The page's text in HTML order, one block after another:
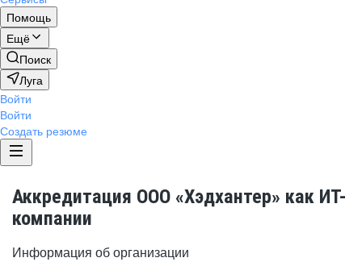
Помощь
Ещё
Поиск
Луга
Войти
Войти
Создать резюме
Аккредитация ООО «Хэдхантер» как ИТ-
компании
Информация об организации